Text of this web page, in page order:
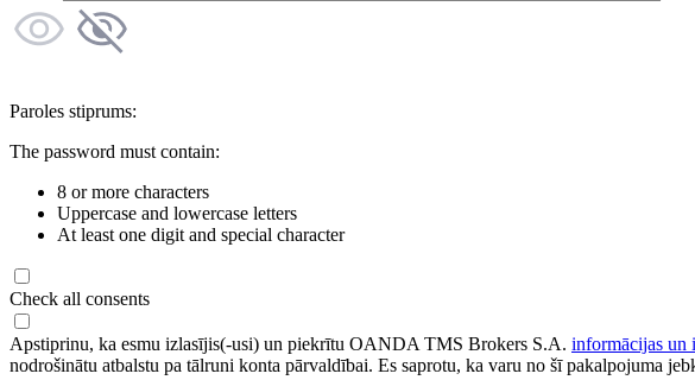
Paroles stiprums:
The password must contain:
8 or more characters
Uppercase and lowercase letters
At least one digit and special character
Check all consents
Apstiprinu, ka esmu izlasījis(-usi) un piekrītu OANDA TMS Brokers S.A. informācijas un
nodrošinātu atbalstu pa tālruni konta pārvaldībai. Es saprotu, ka varu no šī pakalpojuma